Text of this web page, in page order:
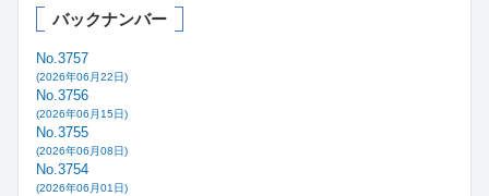
バックナンバー
No.3757
(2026年06月22日)
No.3756
(2026年06月15日)
No.3755
(2026年06月08日)
No.3754
(2026年06月01日)